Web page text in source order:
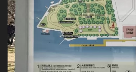
へ
ス
キ
ッ
プ